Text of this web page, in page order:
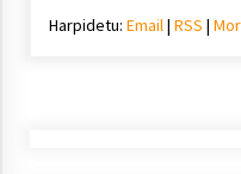
Harpidetu: Email| RSS |